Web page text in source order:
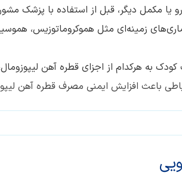
یا مکمل دیگر، قبل از استفاده با پزشک
زمینه‌ای مثل هموکروماتوزیس،
به هرکدام از اجزای قطره آهن
باعث افزایش ایمنی مصرف قطره آهن